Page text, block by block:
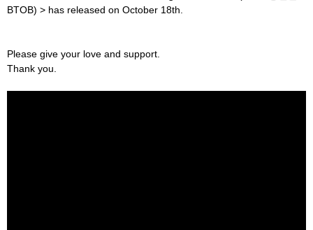
BTOB) > has released on October 18th.
Please give your love and support.
Thank you.